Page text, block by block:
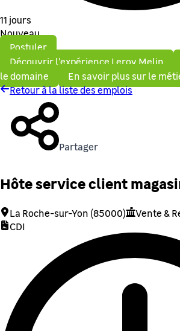
11 jours
Nouveau
Postuler
Découvrir l'expérience Leroy Melin
le domaine
En savoir plus sur le
Retour à la liste des emplois
Partager
Hôte service client
La Roche-sur-Yon (85000)
Vente &
CDI